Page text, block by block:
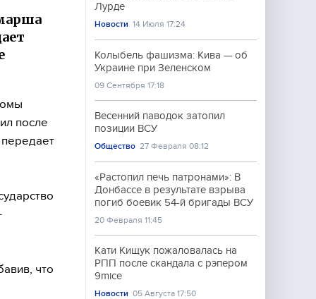
после
что
Лурде
Новости 14 Июля 17:24
Колыбель фашизма: Кива — об
Украине при Зеленском
09 Сентября 17:18
Весенний паводок затопил
позиции ВСУ
Общество 27 Февраля 08:12
«Растопил печь патронами»: В
Донбассе в результате взрыва
погиб боевик 54-й бригады ВСУ
20 Февраля 11:45
Кати Кищук пожаловалась на
РПП после скандала с рэпером
9mice
Новости 05 Августа 17:50